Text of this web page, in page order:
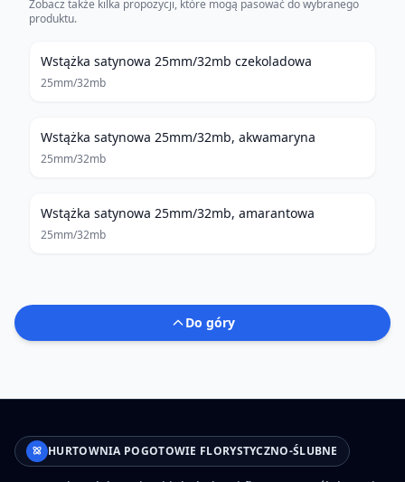
Zobacz także kilka propozycji, które mogą pasować do wybranego
produktu.
Wstążka satynowa 25mm/32mb czekoladowa
25mm/32mb
Wstążka satynowa 25mm/32mb, akwamaryna
25mm/32mb
Wstążka satynowa 25mm/32mb, amarantowa
25mm/32mb
Do góry
HURTOWNIA POGOTOWIE FLORYSTYCZNO-ŚLUBNE